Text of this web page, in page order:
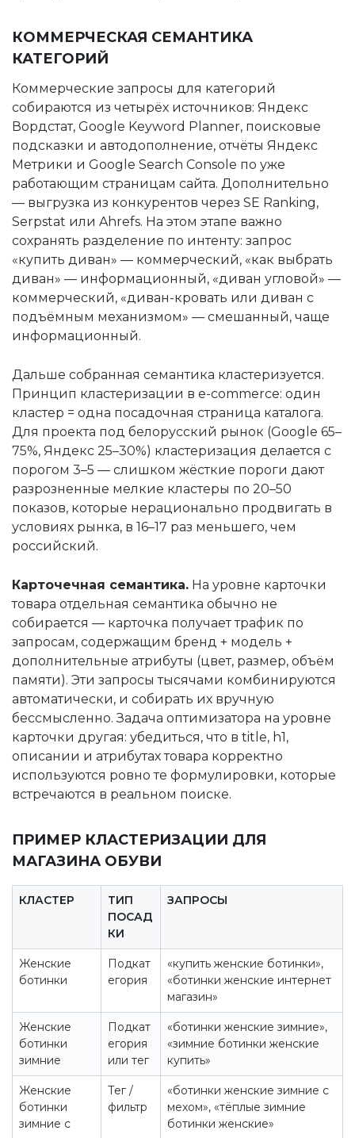
КОММЕРЧЕСКАЯ СЕМАНТИКА
КАТЕГОРИЙ
Коммерческие запросы для категорий
собираются из четырёх источников: Яндекс
Вордстат, Google Keyword Planner, поисковые
подсказки и автодополнение, отчёты Яндекс
Метрики и Google Search Console по уже
работающим страницам сайта. Дополнительно
— выгрузка из конкурентов через SE Ranking,
Serpstat или Ahrefs. На этом этапе важно
сохранять разделение по интенту: запрос
«купить диван» — коммерческий, «как выбрать
диван» — информационный, «диван угловой» —
коммерческий, «диван-кровать или диван с
подъёмным механизмом» — смешанный, чаще
информационный.
Дальше собранная семантика кластеризуется.
Принцип кластеризации в e-commerce: один
кластер = одна посадочная страница каталога.
Для проекта под белорусский рынок (Google 65–
75%, Яндекс 25–30%) кластеризация делается с
порогом 3–5 — слишком жёсткие пороги дают
разрозненные мелкие кластеры по 20–50
показов, которые нерационально продвигать в
условиях рынка, в 16–17 раз меньшего, чем
российский.
Карточечная семантика. На уровне карточки
товара отдельная семантика обычно не
собирается — карточка получает трафик по
запросам, содержащим бренд + модель +
дополнительные атрибуты (цвет, размер, объём
памяти). Эти запросы тысячами комбинируются
автоматически, и собирать их вручную
бессмысленно. Задача оптимизатора на уровне
карточки другая: убедиться, что в title, h1,
описании и атрибутах товара корректно
используются ровно те формулировки, которые
встречаются в реальном поиске.
ПРИМЕР КЛАСТЕРИЗАЦИИ ДЛЯ
МАГАЗИНА ОБУВИ
КЛАСТЕР
ТИП
ПОСАД
КИ
ЗАПРОСЫ
Женские
ботинки
Подкат
егория
«купить женские ботинки»,
«ботинки женские интернет
магазин»
Женские
ботинки
зимние
Подкат
егория
или тег
«ботинки женские зимние»,
«зимние ботинки женские
купить»
Женские
ботинки
зимние с
Тег /
фильтр
«ботинки женские зимние с
мехом», «тёплые зимние
ботинки женские»